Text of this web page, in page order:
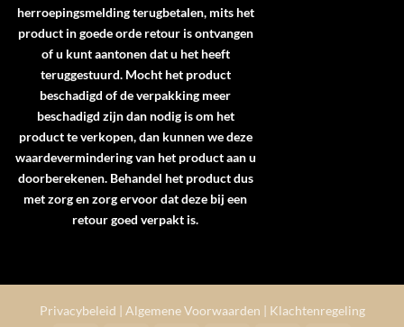
herroepingsmelding terugbetalen, mits het
product in goede orde retour is ontvangen
of u kunt aantonen dat u het heeft
teruggestuurd. Mocht het product
beschadigd of de verpakking meer
beschadigd zijn dan nodig is om het
product te verkopen, dan kunnen we deze
waardevermindering van het product aan u
doorberekenen. Behandel het product dus
met zorg en zorg ervoor dat deze bij een
retour goed verpakt is.
Privacybeleid | Algemene Voorwaarden | Klachtenregeling